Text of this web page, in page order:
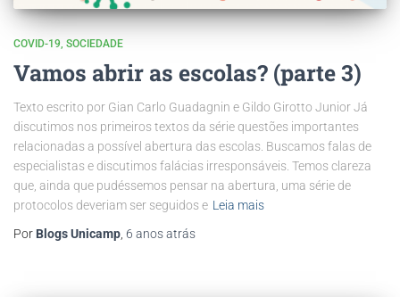
COVID-19 SOCIEDADE
Vamos abrir as escolas? (parte 3)
Texto escrito por Gian Carlo Guadagnin e Gildo Girotto Junior Já
discutimos nos primeiros textos da série questões importantes
relacionadas a possível abertura das escolas. Buscamos falas de
especialistas e discutimos falácias irresponsáveis. Temos clareza
que, ainda que pudéssemos pensar na abertura, uma série de
protocolos deveriam ser seguidos e Leia mais
Por Blogs Unicamp 6 anosatrás